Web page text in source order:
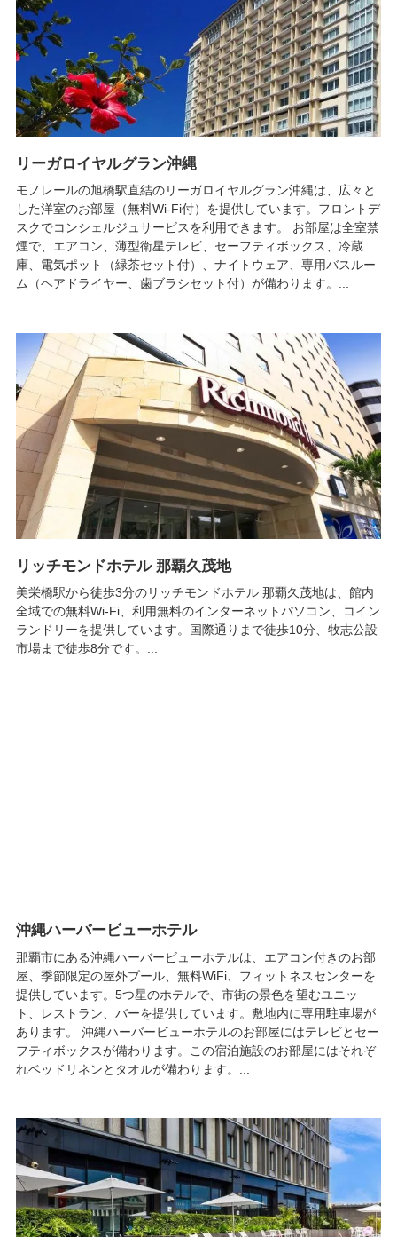
リーガロイヤルグラン沖縄
モノレールの旭橋駅直結のリーガロイヤルグラン沖縄は、広々と
した洋室のお部屋（無料Wi-Fi付）を提供しています。フロントデ
スクでコンシェルジュサービスを利用できます。 お部屋は全室禁
煙で、エアコン、薄型衛星テレビ、セーフティボックス、冷蔵
庫、電気ポット（緑茶セット付）、ナイトウェア、専用バスルー
ム（ヘアドライヤー、歯ブラシセット付）が備わります。...
リッチモンドホテル 那覇久茂地
美栄橋駅から徒歩3分のリッチモンドホテル 那覇久茂地は、館内
全域での無料Wi-Fi、利用無料のインターネットパソコン、コイン
ランドリーを提供しています。国際通りまで徒歩10分、牧志公設
市場まで徒歩8分です。...
沖縄ハーバービューホテル
那覇市にある沖縄ハーバービューホテルは、エアコン付きのお部
屋、季節限定の屋外プール、無料WiFi、フィットネスセンターを
提供しています。5つ星のホテルで、市街の景色を望むユニッ
ト、レストラン、バーを提供しています。敷地内に専用駐車場が
あります。 沖縄ハーバービューホテルのお部屋にはテレビとセー
フティボックスが備わります。この宿泊施設のお部屋にはそれぞ
れベッドリネンとタオルが備わります。...